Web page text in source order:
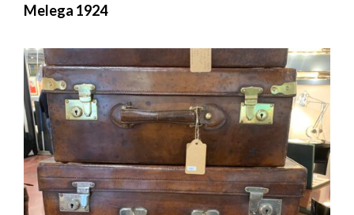
Melega 1924